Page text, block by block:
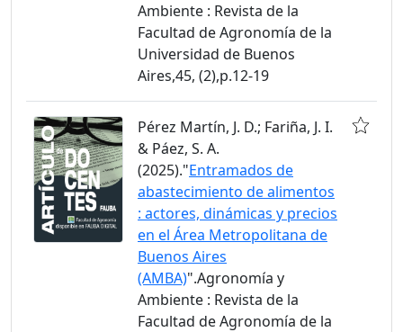
Ambiente : Revista de la
Facultad de Agronomía de la
Universidad de Buenos
Aires,45, (2),p.12-19
Pérez Martín, J. D.; Fariña, J. I.
& Páez, S. A.
(2025)."Entramados de
abastecimiento de alimentos
: actores, dinámicas y precios
en el Área Metropolitana de
Buenos Aires
(AMBA)".Agronomía y
Ambiente : Revista de la
Facultad de Agronomía de la